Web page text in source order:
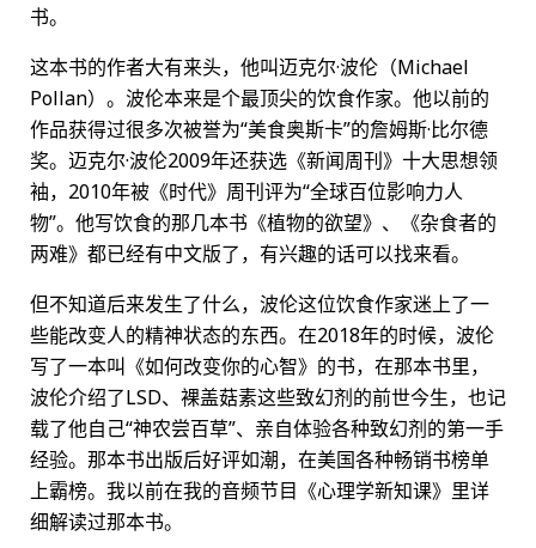
书。
这本书的作者大有来头，他叫迈克尔·波伦（Michael
Pollan）。波伦本来是个最顶尖的饮食作家。他以前的
作品获得过很多次被誉为“美食奥斯卡”的詹姆斯·比尔德
奖。迈克尔·波伦2009年还获选《新闻周刊》十大思想领
袖，2010年被《时代》周刊评为“全球百位影响力人
物”。他写饮食的那几本书《植物的欲望》、《杂食者的
两难》都已经有中文版了，有兴趣的话可以找来看。
但不知道后来发生了什么，波伦这位饮食作家迷上了一
些能改变人的精神状态的东西。在2018年的时候，波伦
写了一本叫《如何改变你的心智》的书，在那本书里，
波伦介绍了LSD、裸盖菇素这些致幻剂的前世今生，也记
载了他自己“神农尝百草”、亲自体验各种致幻剂的第一手
经验。那本书出版后好评如潮，在美国各种畅销书榜单
上霸榜。我以前在我的音频节目《心理学新知课》里详
细解读过那本书。